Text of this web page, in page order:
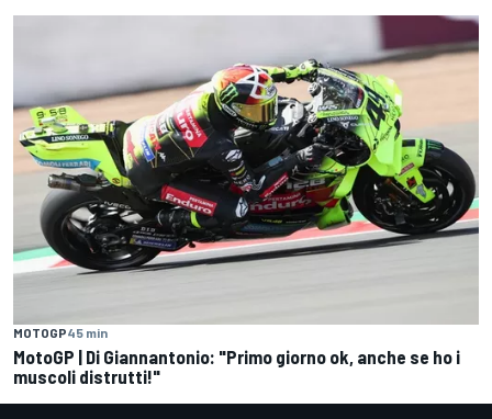
MOTOGP45 min
MotoGP | Di Giannantonio: "Primo giorno ok, anche se ho i
muscoli distrutti!"